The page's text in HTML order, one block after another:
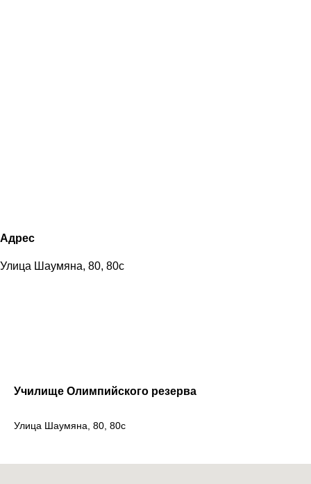
Адрес
Улица Шаумяна, 80, 80с
Училище Олимпийского резерва
Улица Шаумяна, 80, 80с